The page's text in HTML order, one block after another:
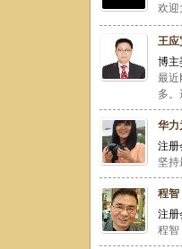
欢迎
王应
博主
最近
多。
华力
注册
坚持
程智
注册
程智